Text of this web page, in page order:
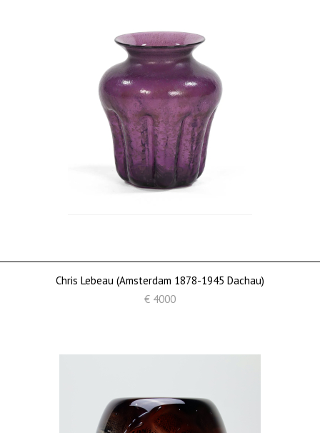
Chris Lebeau (Amsterdam 1878-1945 Dachau)
€ 4000